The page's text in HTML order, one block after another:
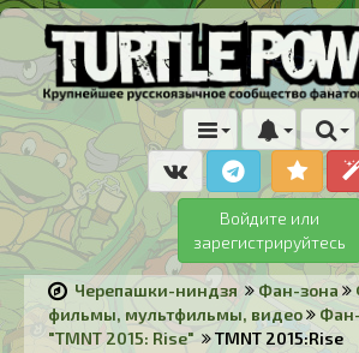
Войдите или
зарегистрируйтесь
Черепашки-ниндзя Фан-зона
фильмы, мультфильмы, видео
"TMNT 2015: Rise"
TMNT 2015:Rise